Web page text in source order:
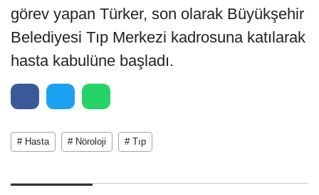
görev yapan Türker, son olarak Büyükşehir
Belediyesi Tıp Merkezi kadrosuna katılarak
hasta kabulüne başladı.
# Hasta # Nöroloji # Tıp